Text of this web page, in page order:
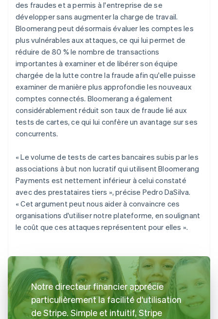
des fraudes et a permis à l'entreprise de se
développer sans augmenter la charge de travail.
Bloomerang peut désormais évaluer les comptes les
plus vulnérables aux attaques, ce qui lui permet de
réduire de 80 % le nombre de transactions
importantes à examiner et de libérer son équipe
chargée de la lutte contre la fraude afin qu'elle puisse
examiner de manière plus approfondie les nouveaux
comptes connectés. Bloomerang a également
considérablement réduit son taux de fraude lié aux
tests de cartes, ce qui lui confère un avantage sur ses
concurrents.
« Le volume de tests de cartes bancaires subis par les
associations à but non lucratif qui utilisent Bloomerang
Payments est nettement inférieur à celui constaté
avec des prestataires tiers », précise Pedro DaSilva.
« Cet argument peut nous aider à convaincre ces
organisations d'utiliser notre plateforme, en soulignant
le coût que ces attaques représentent pour elles ».
Notre directeur financier apprécie
particulièrement la facilité d'utilisation
de Stripe. Simple et intuitif, Stripe